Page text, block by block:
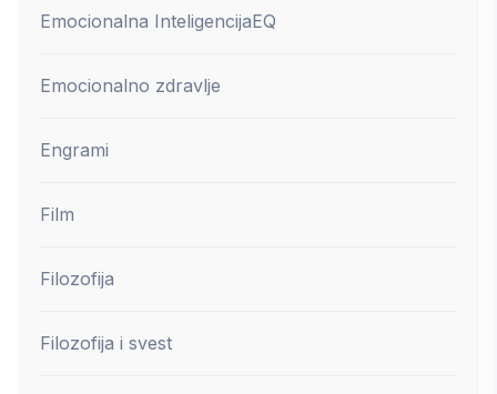
Emocionalna InteligencijaEQ
Emocionalno zdravlje
Engrami
Film
Filozofija
Filozofija i svest